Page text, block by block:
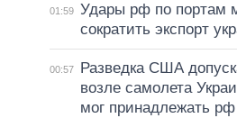
01:59 Удары рф по портам
сократить экспорт
00:57
Разведка США
возле самолета
мог принадлежать